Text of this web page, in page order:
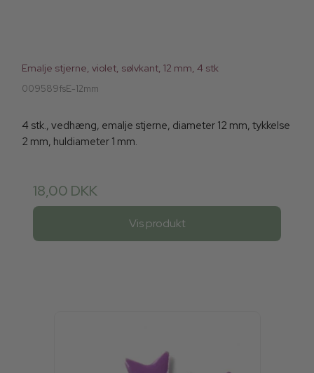
Emalje stjerne, violet, sølvkant, 12 mm, 4 stk
009589fsE-12mm
4 stk., vedhæng, emalje stjerne, diameter 12 mm, tykkelse
2 mm, huldiameter 1 mm.
18,00 DKK
Vis produkt